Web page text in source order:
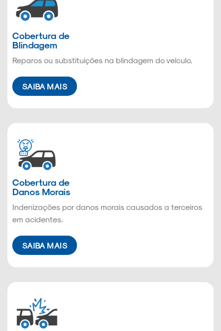
Cobertura de
Blindagem
Reparos ou substituições na blindagem do veículo.
SAIBA MAIS
Cobertura de
Danos Morais
Indenizações por danos morais causados a terceiros
em acidentes.
SAIBA MAIS